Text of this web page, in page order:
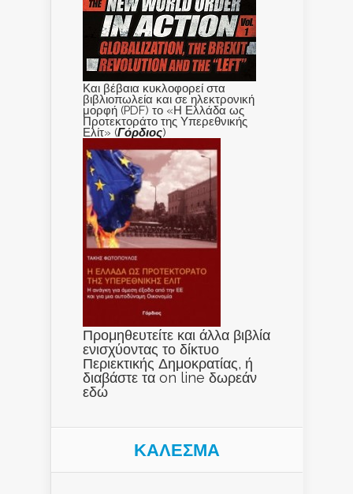
Και βέβαια κυκλοφορεί στα
βιβλιοπωλεία και σε ηλεκτρονική
μορφή (PDF) το «Η Ελλάδα ως
Προτεκτοράτο της Υπερεθνικής
Ελίτ» (Γόρδιος)
Προμηθευτείτε και άλλα βιβλία
ενισχύοντας το δίκτυο
Περιεκτικής Δημοκρατίας, ή
διαβάστε τα on line δωρεάν
εδώ
ΚΑΛΕΣΜΑ